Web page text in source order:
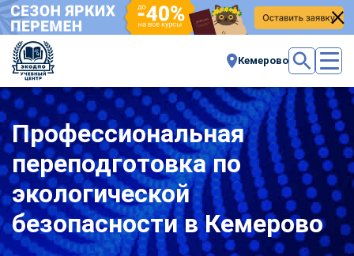
Кемерово
Профессиональная
переподготовка по
экологической
безопасности в Кемерово